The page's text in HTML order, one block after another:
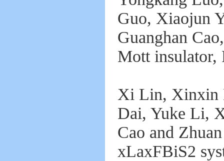
Guo, Xiaojun
Guanghan
Mott insulator,
Xi Lin, Xinxin
Dai, Yuke Li,
Cao and
xLaxFBiS2